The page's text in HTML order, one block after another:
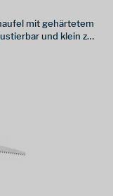
mit gehärtetem
und klein zu
beim